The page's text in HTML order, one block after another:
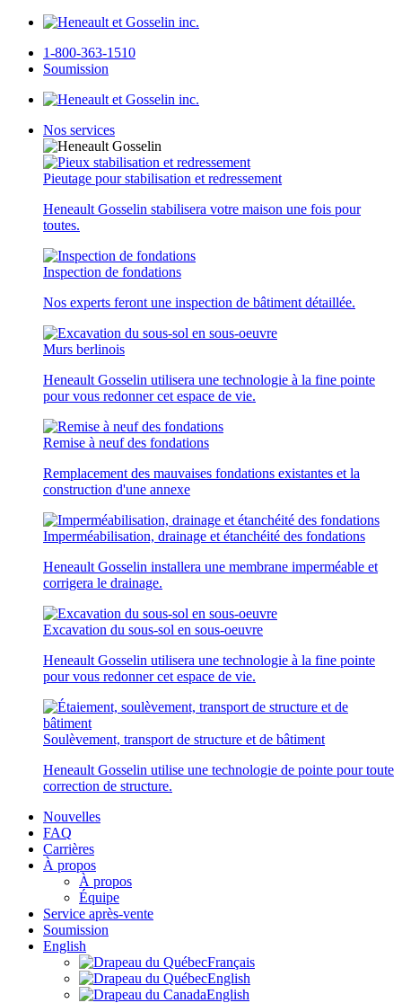
1-800-363-1510
Soumission
Nos services
Pieutage pour stabilisation et redressement
Heneault Gosselin stabilisera votre maison une fois pour
toutes.
Inspection de fondations
Nos experts feront une inspection de bâtiment détaillée.
Murs berlinois
Heneault Gosselin utilisera une technologie à la fine pointe
pour vous redonner cet espace de vie.
Remise à neuf des fondations
Remplacement des mauvaises fondations existantes et la
construction d'une annexe
Imperméabilisation, drainage et étanchéité des fondations
Heneault Gosselin installera une membrane imperméable et
corrigera le drainage.
Excavation du sous-sol en sous-oeuvre
Heneault Gosselin utilisera une technologie à la fine pointe
pour vous redonner cet espace de vie.
Soulèvement, transport de structure et de bâtiment
Heneault Gosselin utilise une technologie de pointe pour toute
correction de structure.
Nouvelles
FAQ
Carrières
À propos
À propos
Équipe
Service après-vente
Soumission
English
Français
English
English